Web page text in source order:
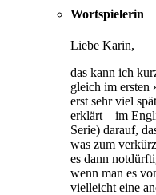
Wortspielerin
Liebe Karin,
das kann ich
gleich im ersten
erst sehr viel
erklärt – im
Serie) darauf,
was zum
es dann
wenn man es
vielleicht eine